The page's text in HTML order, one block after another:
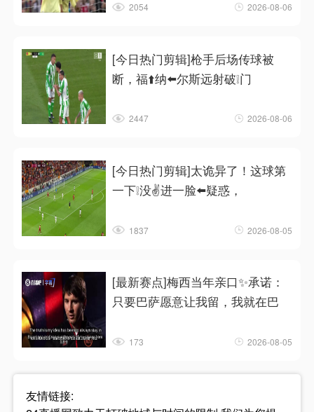
2054 2026-08-06
[今日热门剪辑]枪手后场传球被
断，福⬆️纳⬅️尔斯远射破❕门
2447 2026-08-06
[今日热门剪辑]太诡异了！这球第
一下❕没✌️进一脸⬅️疑惑，
1837 2026-08-05
[最新赛点]梅西当年亲口✨承诺：
只要巴萨愿意让我留，我就在巴
173 2026-08-05
友情链接: